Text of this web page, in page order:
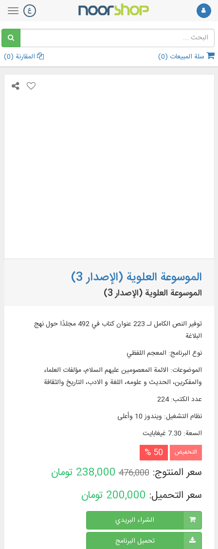
سلة المبيعات (0
) المقارنة (0
)
الموسوعة العلوية (الإصدار 3)
الموسوعة العلوية (الإصدار 3)
توفير النص الكامل لـ 223 عنوان كتاب في 492 مجلدًا حول نهج
البلاغة
نوع البرنامج: المعجم اللفظي
الموضوعات: الائمة المعصومين عليهم السلام، مؤلفات العلماء
والمفكرين، الحديث و علومه، اللغة و الادب، التاريخ والثقافة
عدد الكتب:
224
نظام التشغیل: ويندوز 10 وأعلی
السعة: 7.30 غيغابايت
التخفيض 50 %
سعر المنتوج:476,000
238,000 تومان
سعر التحميل: 200,000 تومان
الشراء البريدي
تحميل البرنامج